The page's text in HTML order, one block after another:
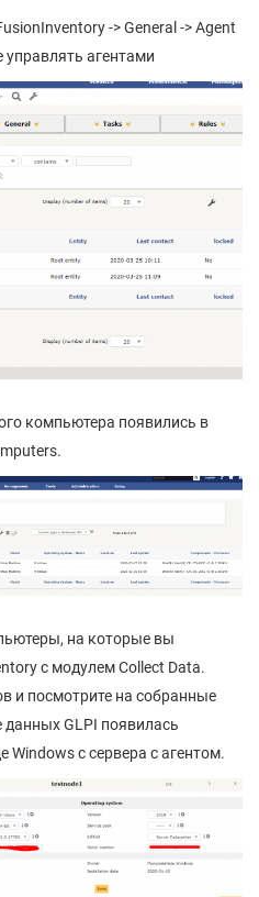
-> General -> Agent
агентами
компьютера появились в
на которые вы
с модулем Collect Data.
и посмотрите на собранные
GLPI появилась
с сервера с агентом.